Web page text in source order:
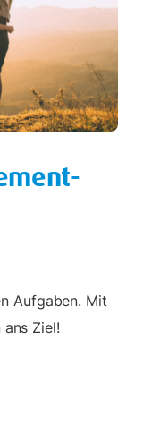
Aufgaben. Mit
Ziel!